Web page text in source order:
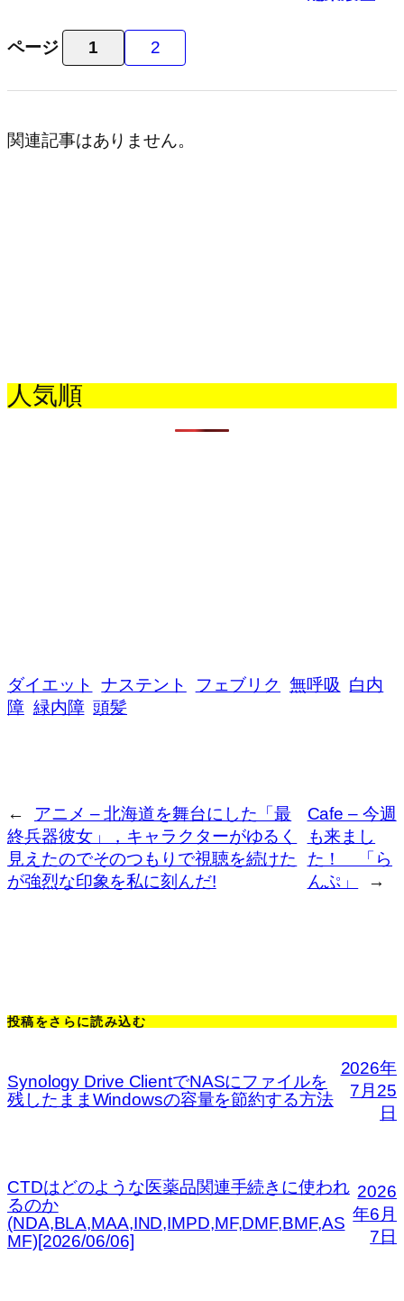
ページ 1 2
関連記事はありません。
人気順
ダイエット ナステント フェブリク 無呼吸 白内
障 緑内障 頭髪
←
アニメ – 北海道を舞台にした「最
終兵器彼女」，キャラクターがゆるく
見えたのでそのつもりで視聴を続けた
が強烈な印象を私に刻んだ!
Cafe – 今週
も来まし
た！ 「ら
んぷ」
→
投稿をさらに読み込む
Synology Drive ClientでNASにファイルを
残したままWindowsの容量を節約する方法
2026年
7月25
日
CTDはどのような医薬品関連手続きに使われ
るのか
(NDA,BLA,MAA,IND,IMPD,MF,DMF,BMF,AS
MF)[2026/06/06]
2026
年6月
7日